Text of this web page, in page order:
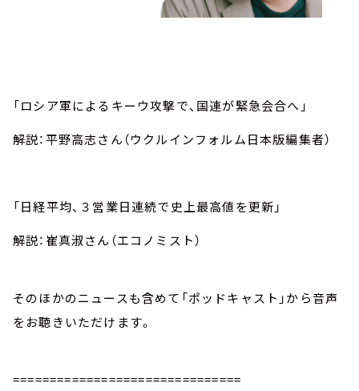
「ロシア軍によるキーウ攻撃で、国連が緊急会合へ」
解説：平野高志さん（ウクルインフォルム日本版編集者）
「日経平均、３営業日連続で史上最高値を更新」
解説：崔真淑さん（エコノミスト）
そのほかのニュースも含めて「ポッドキャスト」から音声
をお聴きいただけます。
===============================